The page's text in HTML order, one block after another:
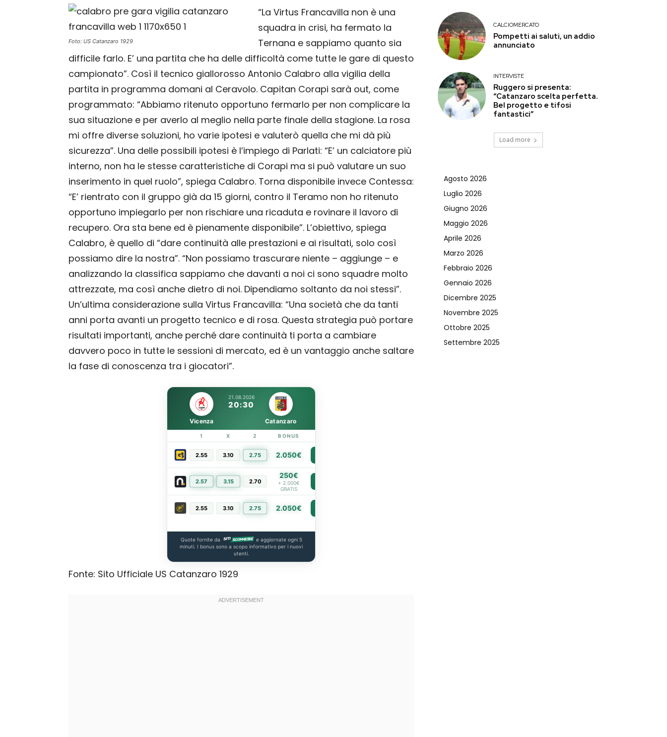
Foto: US Catanzaro 1929
“La Virtus Francavilla non è una
squadra in crisi, ha fermato la
Ternana e sappiamo quanto sia
difficile farlo. E’ una partita che ha delle difficoltà come tutte le gare di questo
campionato”. Così il tecnico giallorosso Antonio Calabro alla vigilia della
partita in programma domani al Ceravolo. Capitan Corapi sarà out, come
programmato: “Abbiamo ritenuto opportuno fermarlo per non complicare la
sua situazione e per averlo al meglio nella parte finale della stagione. La rosa
mi offre diverse soluzioni, ho varie ipotesi e valuterò quella che mi dà più
sicurezza”. Una delle possibili ipotesi è l’impiego di Parlati: “E’ un calciatore più
interno, non ha le stesse caratteristiche di Corapi ma si può valutare un suo
inserimento in quel ruolo”, spiega Calabro. Torna disponibile invece Contessa:
“E’ rientrato con il gruppo già da 15 giorni, contro il Teramo non ho ritenuto
opportuno impiegarlo per non rischiare una ricaduta e rovinare il lavoro di
recupero. Ora sta bene ed è pienamente disponibile”. L’obiettivo, spiega
Calabro, è quello di “dare continuità alle prestazioni e ai risultati, solo così
possiamo dire la nostra”. “Non possiamo trascurare niente – aggiunge – e
analizzando la classifica sappiamo che davanti a noi ci sono squadre molto
attrezzate, ma così anche dietro di noi. Dipendiamo soltanto da noi stessi”.
Un’ultima considerazione sulla Virtus Francavilla: “Una società che da tanti
anni porta avanti un progetto tecnico e di rosa. Questa strategia può portare
risultati importanti, anche perché dare continuità ti porta a cambiare
davvero poco in tutte le sessioni di mercato, ed è un vantaggio anche saltare
la fase di conoscenza tra i giocatori”.
21.08.2026
20:30
Vicenza Catanzaro
1 X 2 BONUS
2.55 3.10 2.75 2.050€
2.57 3.15 2.70
250€
+ 2.000€
GRATIS
2.55 3.10 2.75 2.050€
Quote fornite da
e aggiornate ogni 5
minuti. I bonus sono a scopo informativo per i nuovi
utenti.
Fonte: Sito Ufficiale US Catanzaro 1929
CALCIOMERCATO
Pompetti ai saluti, un addio
annunciato
INTERVISTE
Ruggero si presenta:
“Catanzaro scelta perfetta.
Bel progetto e tifosi
fantastici”
Load more
Agosto 2026
Luglio 2026
Giugno 2026
Maggio 2026
Aprile 2026
Marzo 2026
Febbraio 2026
Gennaio 2026
Dicembre 2025
Novembre 2025
Ottobre 2025
Settembre 2025